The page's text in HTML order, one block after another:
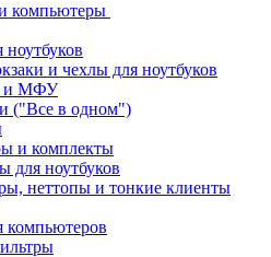
компьютеры
и чехлы для ноутбуков
и МФУ
("Все в одном")
и комплекты
для ноутбуков
неттопы и тонкие клиенты